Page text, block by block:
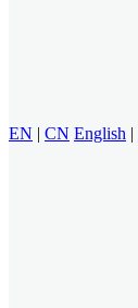
EN | CN English |